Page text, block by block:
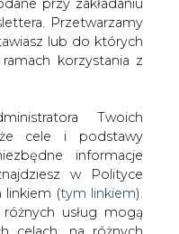
danych
gwarancji i praw,
odwołania zgody
Twoich
nas bezwzględnie
sprzeciwu
z przyczyn
sytuacją, po
do sprzeciwu Twoje
ile nie będzie istnieć
podstawa do
Twoich interesów,